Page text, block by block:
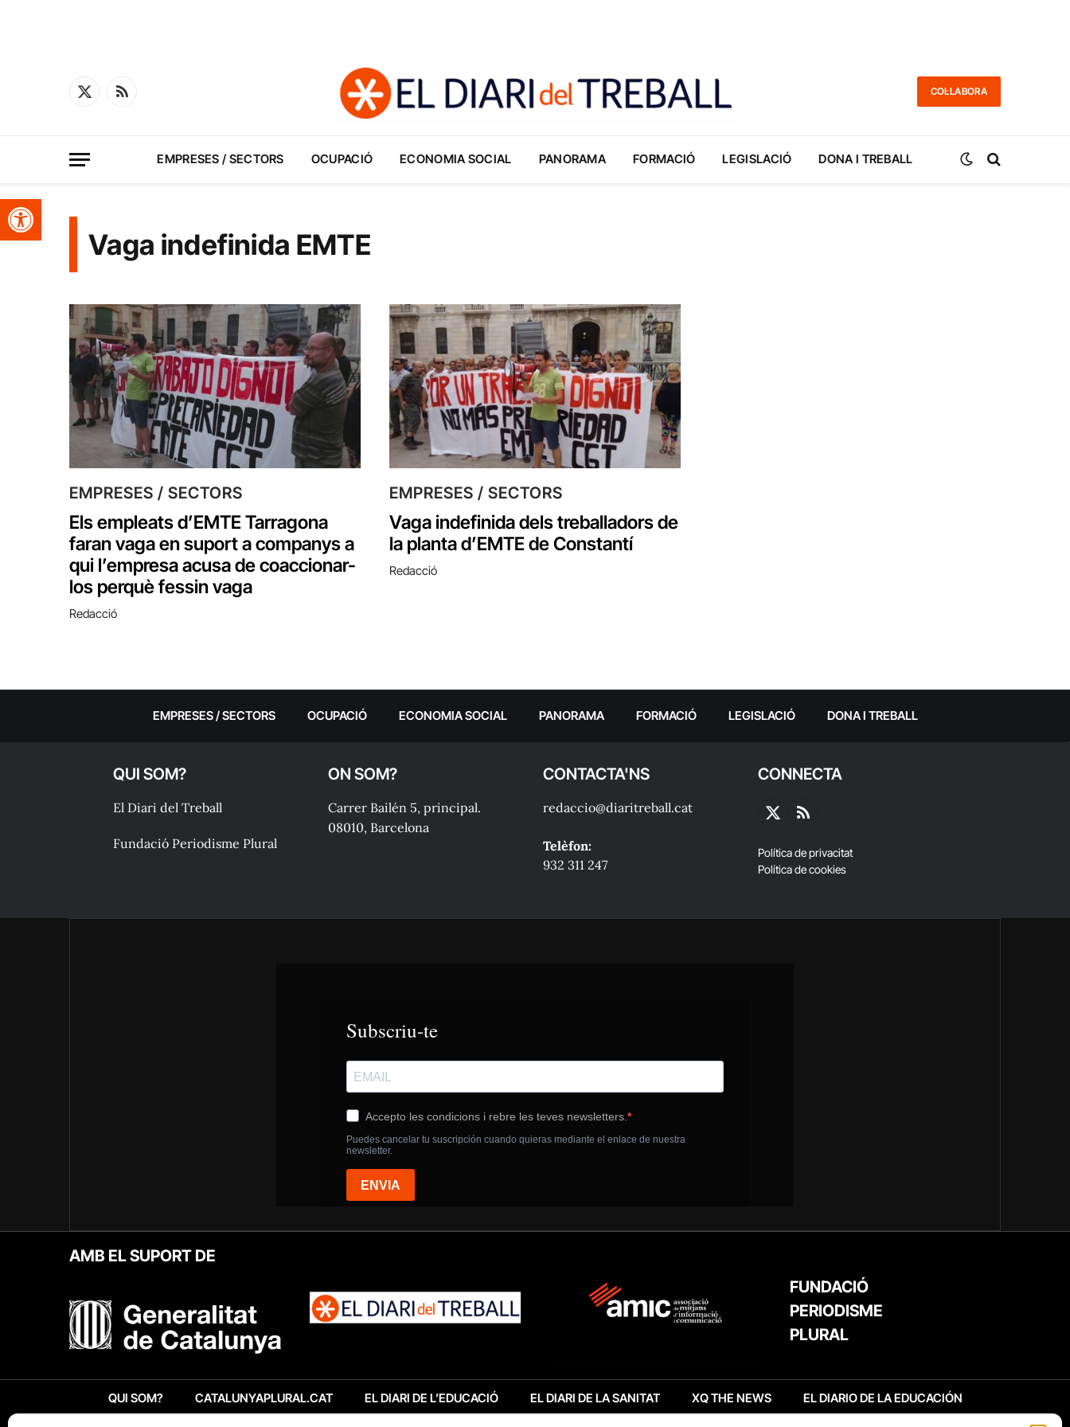
Obre la barra d'eines
X
RSS
COL·LABORA
EMPRESES / SECTORS OCUPACIÓ ECONOMIA SOCIAL PANORAMA FORMACIÓ LEGISLACIÓ DONA I TREBALL
Vaga indefinida EMTE
EMPRESES / SECTORS
Els empleats d’EMTE Tarragona
faran vaga en suport a companys a
qui l’empresa acusa de coaccionar-
los perquè fessin vaga
Redacció
EMPRESES / SECTORS
Vaga indefinida dels treballadors de
la planta d’EMTE de Constantí
Redacció
EMPRESES / SECTORS OCUPACIÓ ECONOMIA SOCIAL PANORAMA FORMACIÓ LEGISLACIÓ DONA I TREBALL
QUI SOM?
El Diari del Treball
Fundació Periodisme Plural
ON SOM?
Carrer Bailén 5, principal.
08010, Barcelona
CONTACTA'NS
redaccio@diaritreball.cat
Telèfon:
932 311 247
CONNECTA
X
RSS
Política de privacitat
Política de cookies
AMB EL SUPORT DE
FUNDACIÓ
PERIODISME
PLURAL
QUI SOM? CATALUNYAPLURAL.CAT EL DIARI DE L’EDUCACIÓ EL DIARI DE LA SANITAT XQ THE NEWS EL DIARIO DE LA EDUCACIÓN